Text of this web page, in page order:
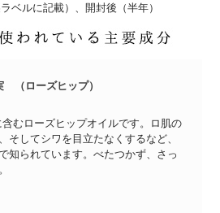
ベルに記載）、開封後（半年）
（ローズヒップ）
むローズヒップオイルです。ロ肌の
そしてシワを目立たなくするなど、
知られています。べたつかず、さっ